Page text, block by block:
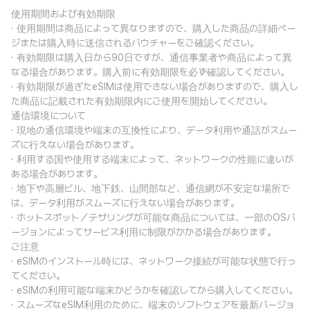
使用期間および有効期限
· 使用期間は商品によって異なりますので、購入した商品の詳細ペー
ジまたは購入時に送信されるバウチャーをご確認ください。
· 有効期限は購入日から90日ですが、通信事業者や商品によって異
なる場合があります。購入前に有効期限を必ず確認してください。
· 有効期限が過ぎたeSIMは使用できない場合がありますので、購入し
た商品に記載された有効期限内にご使用を開始してください。
通信環境について
· 現地の通信環境や端末の互換性により、データ利用や通話がスムー
ズに行えない場合があります。
· 利用する国や使用する端末によって、ネットワークの性能に違いが
ある場合があります。
· 地下や高層ビル、地下鉄、山間部など、通信網が不安定な場所で
は、データ利用がスムーズに行えない場合があります。
· ホットスポット／テザリングが可能な商品については、一部のOSバ
ージョンによってサービス利用に制限がかかる場合があります。
ご注意
· eSIMのインストール時には、ネットワーク接続が可能な状態で行っ
てください。
· eSIMの利用可能な端末かどうかを確認してから購入してください。
· スムーズなeSIM利用のために、端末のソフトウェアを最新バージョ